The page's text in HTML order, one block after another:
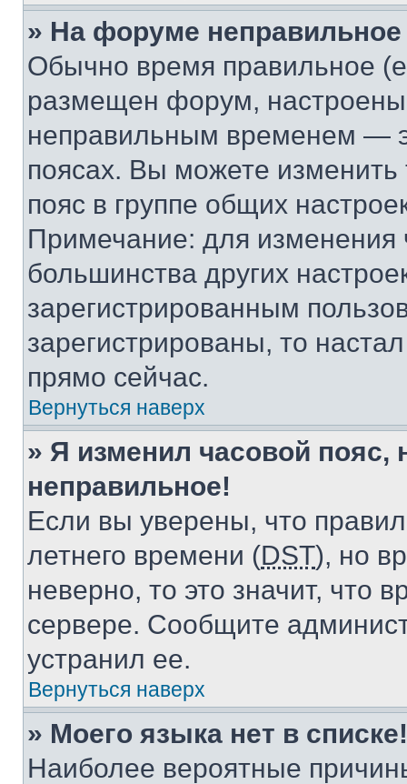
» На форуме
Обычно время правильное
размещен форум, настроены
неправильным временем —
поясах. Вы можете изменить
пояс в группе общих
Примечание: для изменения
большинства других
зарегистрированным
зарегистрированы, то
прямо сейчас.
Вернуться наверх
» Я изменил часовой пояс,
неправильное!
Если вы уверены, что
летнего времени (DST), но
неверно, то это значит, что
сервере. Сообщите
устранил ее.
Вернуться наверх
» Моего языка нет в списке!
Наиболее вероятные